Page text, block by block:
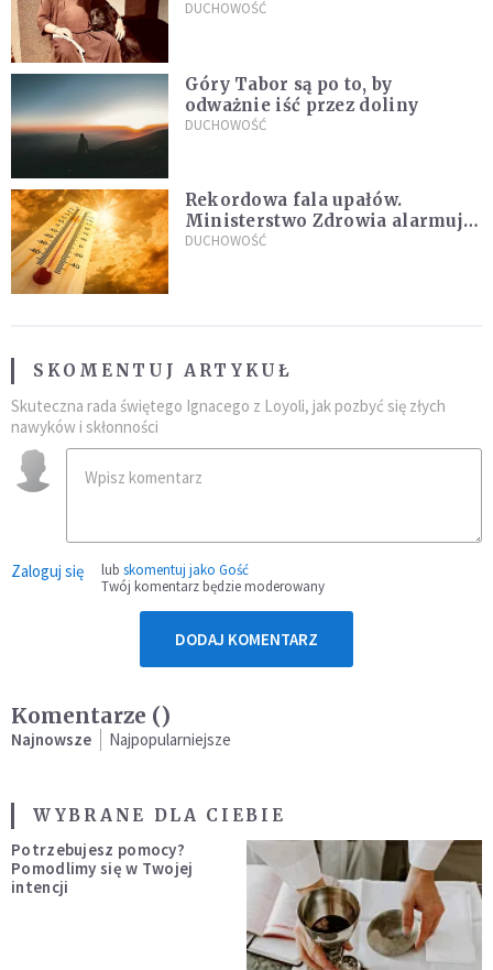
Życie w pojedynkę rzadko jest
DUCHOWOŚĆ
Góry Tabor są po to, by
odważnie iść przez doliny
DUCHOWOŚĆ
Rekordowa fala upałów.
Ministerstwo Zdrowia alarmuje
po doświadczeniach z czerwca
DUCHOWOŚĆ
SKOMENTUJ ARTYKUŁ
Skuteczna rada świętego Ignacego z Loyoli, jak pozbyć się złych
nawyków i skłonności
Zaloguj się lub skomentuj jako Gość
Twój komentarz będzie moderowany
DODAJ KOMENTARZ
Komentarze ()
Najnowsze Najpopularniejsze
WYBRANE DLA CIEBIE
Potrzebujesz pomocy?
Pomodlimy się w Twojej
intencji